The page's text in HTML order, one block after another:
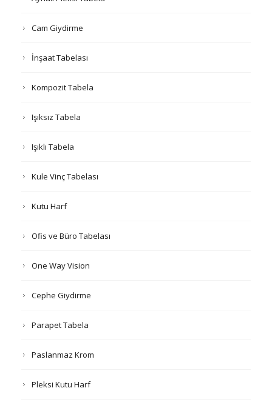
Cam Giydirme
İnşaat Tabelası
Kompozit Tabela
Işıksız Tabela
Işıklı Tabela
Kule Vinç Tabelası
Kutu Harf
Ofis ve Büro Tabelası
One Way Vision
Cephe Giydirme
Parapet Tabela
Paslanmaz Krom
Pleksi Kutu Harf